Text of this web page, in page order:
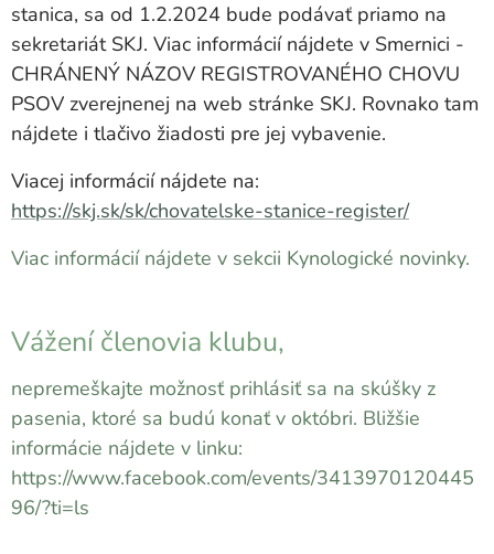
stanica, sa od 1.2.2024 bude podávať priamo na
sekretariát SKJ. Viac informácií nájdete v Smernici -
CHRÁNENÝ NÁZOV REGISTROVANÉHO CHOVU
PSOV zverejnenej na web stránke SKJ. Rovnako tam
nájdete i tlačivo žiadosti pre jej vybavenie.
Viacej informácií nájdete na:
https://skj.sk/sk/chovatelske-stanice-register/
Viac informácií nájdete v sekcii Kynologické novinky.
Vážení členovia klubu,
nepremeškajte možnosť prihlásiť sa na skúšky z
pasenia, ktoré sa budú konať v októbri. Bližšie
informácie nájdete v linku:
https://www.facebook.com/events/3413970120445
96/?ti=ls